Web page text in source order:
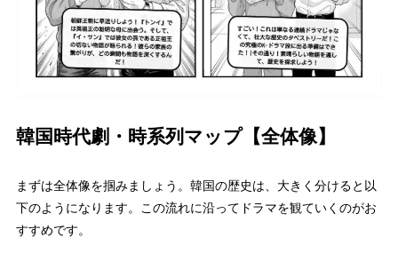
韓国時代劇・時系列マップ【全体像】
まずは全体像を掴みましょう。韓国の歴史は、大きく分けると以
下のようになります。この流れに沿ってドラマを観ていくのがお
すすめです。